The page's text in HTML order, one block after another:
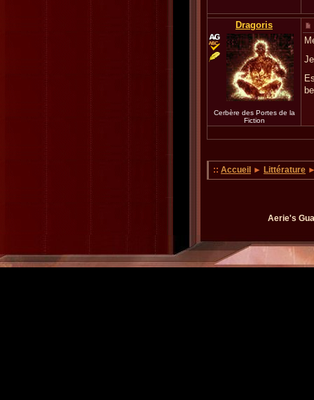
Dragoris
Cerbère des Portes de la
Fiction
:: Accueil ► Littérature
Aerie's